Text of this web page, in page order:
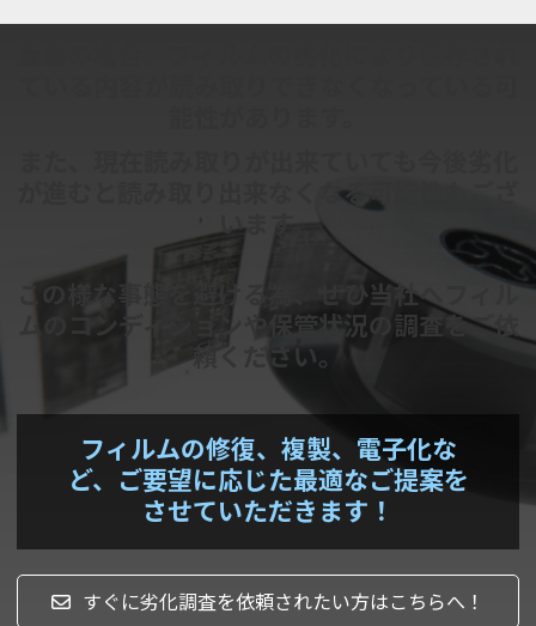
が進むと読み取り出来なくなる可能性もござ
います。
この様な事態を避ける為、ぜひ当社へフィル
ムのコンディションや保管状況の調査をご依
頼ください。
フィルムの修復、複製、電子化な
ど、ご要望に応じた最適なご提案を
させていただきます！
すぐに劣化調査を依頼されたい方はこちらへ！